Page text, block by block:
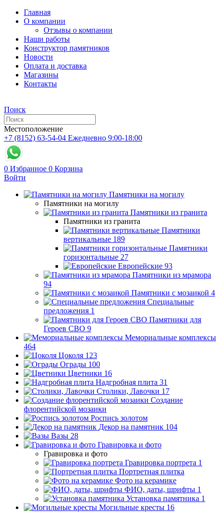
Главная
О компании
Отзывы о компании
Наши работы
Конструктор памятников
Новости
Оплата и доставка
Магазины
Контакты
Поиск
Местоположение
+7 (8152) 63-54-04 Ежедневно 9:00-18:00
0 Избранное 0 Корзина
Войти
Памятники на могилу
Памятники на могилу
Памятники из гранита
Памятники из гранита
Памятники
вертикальные 189
Памятники
горизонтальные 27
Европейские 93
Памятники из мрамора
94
Памятники с мозаикой 4
Специальные
предложения 1
Памятники для
Героев СВО 9
Мемориальные комплексы
464
Цоколя 123
Ограды 100
Цветники 16
Надгробная плита 31
Столики, Лавочки 17
Создание
флорентийской мозаики
Роспись золотом
Декор на памятник 104
Вазы 28
Гравировка и фото
Гравировка и фото
Гравировка портрета 1
Портретная плитка
Фото на керамике
ФИО, даты, шрифты 1
Установка памятника 1
Могильные кресты 16